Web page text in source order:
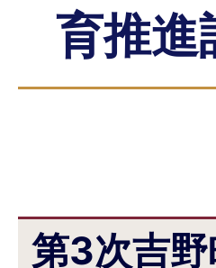
育推進
第3次吉